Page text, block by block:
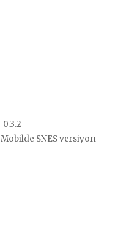
Mobilde SNES versiyon